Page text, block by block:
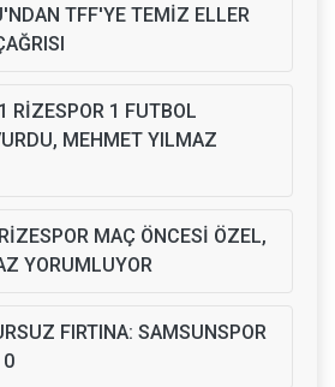
TFF'YE TEMİZ ELLER
RİZESPOR 1 FUTBOL
MEHMET YILMAZ
MAÇ ÖNCESİ ÖZEL,
YORUMLUYOR
FIRTINA: SAMSUNSPOR
0